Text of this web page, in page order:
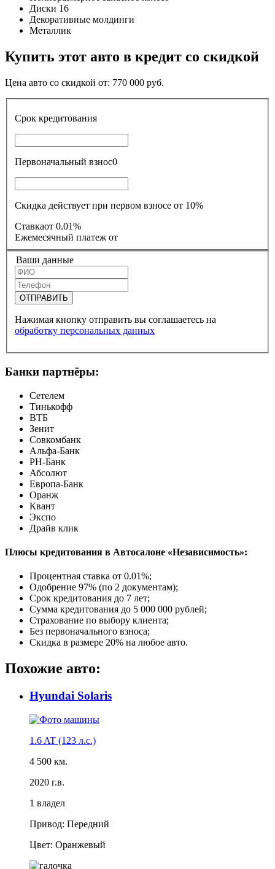
Диски 16
Декоративные молдинги
Металлик
Купить этот авто в кредит со скидкой
Цена авто со скидкой от: 770 000 руб.
Срок кредитования
Первоначальный взнос0
Скидка действует при первом взносе от 10%
Ставкаот 0.01%
Ежемесячный платеж от
Ваши данные
ОТПРАВИТЬ
Нажимая кнопку отправить вы соглашаетесь на
обработку персональных данных
Банки партнёры:
Сетелем
Тинькофф
ВТБ
Зенит
Совкомбанк
Альфа-Банк
РН-Банк
Абсолют
Европа-Банк
Оранж
Квант
Экспо
Драйв клик
Плюсы кредитования в Автосалоне «Независимость»:
Процентная ставка от 0.01%;
Одобрение 97% (по 2 документам);
Срок кредитования до 7 лет;
Сумма кредитования до 5 000 000 рублей;
Страхование по выбору клиента;
Без первоначального взноса;
Скидка в размере 20% на любое авто.
Похожие авто:
Hyundai Solaris
1.6 AT (123 л.с.)
4 500 км.
2020 г.в.
1 владел
Привод: Передний
Цвет: Оранжевый